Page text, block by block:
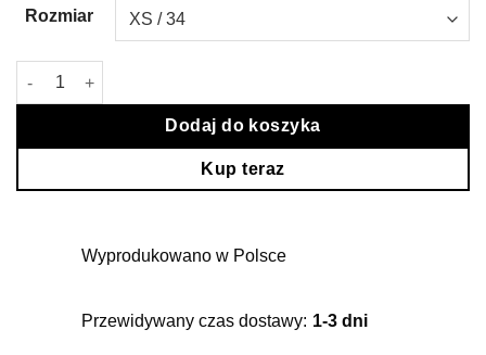
Rozmiar
ilość Czarny Top Nina
Dodaj do koszyka
Kup teraz
Wyprodukowano w Polsce
Przewidywany czas dostawy: 1-3 dni